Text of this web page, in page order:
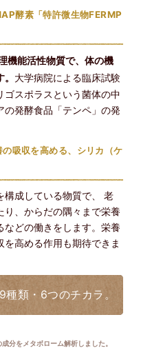
酵素「特許微生物FERMP
機能活性物質で、体の機
大学病院による臨床試験
ゴスポラスという菌体の中
の発酵食品「テンペ」の発
吸収を高める、シリカ（ケ
構成している物質で、 老
り、からだの隅々まで栄養
などの働きをします。栄養
高める作用も期待できま
類・6つのチカラ。
分をメタボローム解析しました。